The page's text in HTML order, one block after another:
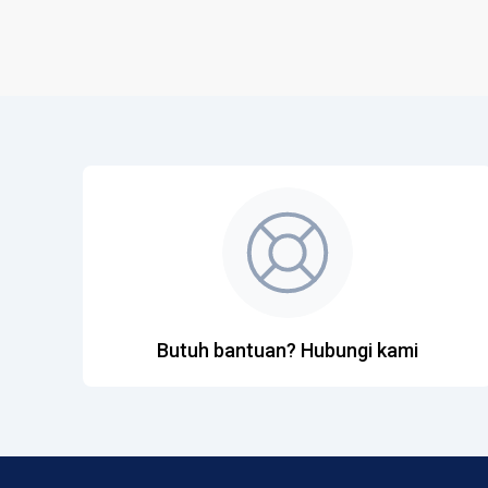
Butuh bantuan? Hubungi kami